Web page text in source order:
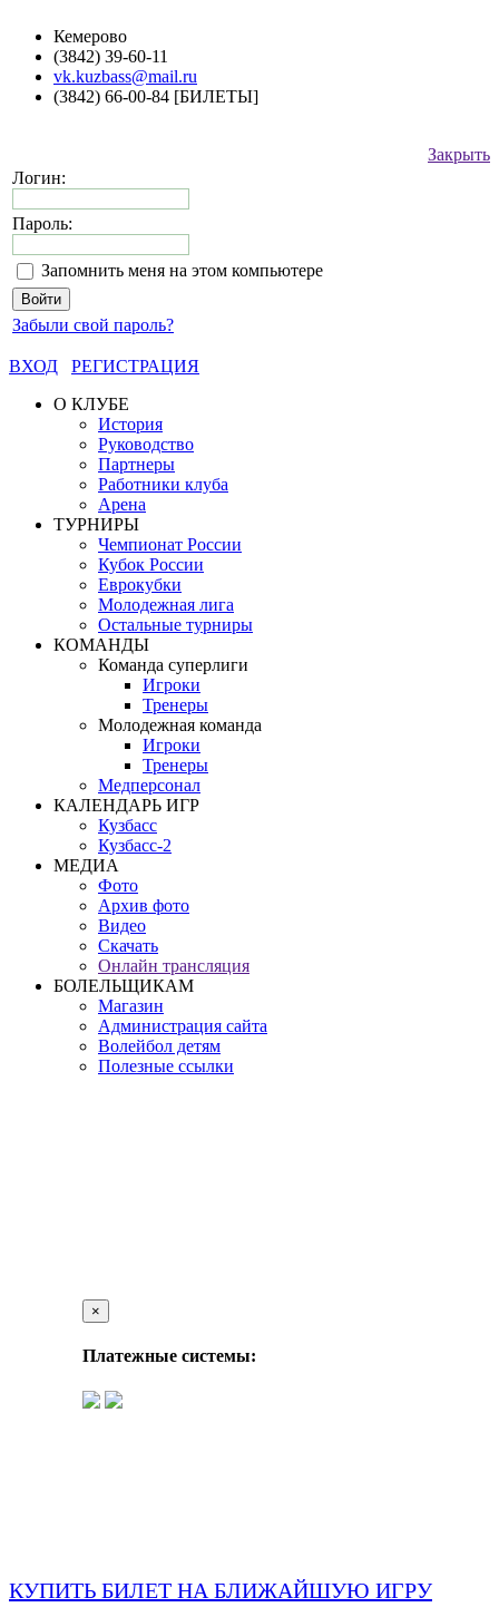
Кемерово
(3842) 39-60-11
vk.kuzbass@mail.ru
(3842) 66-00-84 [БИЛЕТЫ]
Закрыть
Логин:
Пароль:
Запомнить меня на этом компьютере
Забыли свой пароль?
ВХОД
РЕГИСТРАЦИЯ
О КЛУБЕ
История
Руководство
Партнеры
Работники клуба
Арена
ТУРНИРЫ
Чемпионат России
Кубок России
Еврокубки
Молодежная лига
Остальные турниры
КОМАНДЫ
Команда суперлиги
Игроки
Тренеры
Молодежная команда
Игроки
Тренеры
Медперсонал
КАЛЕНДАРЬ ИГР
Кузбасс
Кузбасс-2
МЕДИА
Фото
Архив фото
Видео
Скачать
Онлайн трансляция
БОЛЕЛЬЩИКАМ
Магазин
Администрация сайта
Волейбол детям
Полезные ссылки
×
Платежные системы:
КУПИТЬ БИЛЕТ НА БЛИЖАЙШУЮ ИГРУ